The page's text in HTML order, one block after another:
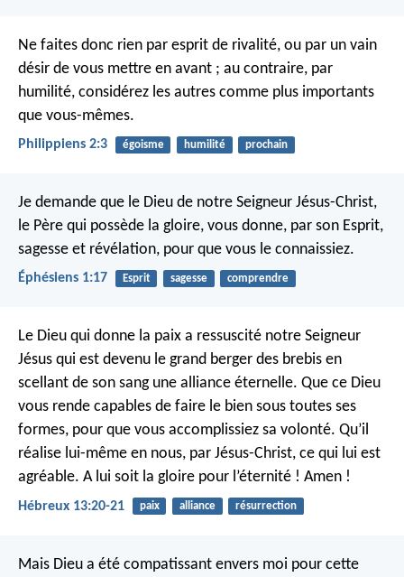
Ne faites donc rien par esprit de rivalité, ou par un vain
désir de vous mettre en avant ; au contraire, par
humilité, considérez les autres comme plus importants
que vous-mêmes.
Philippiens 2:3 égoisme humilité prochain
Je demande que le Dieu de notre Seigneur Jésus-Christ,
le Père qui possède la gloire, vous donne, par son Esprit,
sagesse et révélation, pour que vous le connaissiez.
Éphésiens 1:17 Esprit sagesse comprendre
Le Dieu qui donne la paix a ressuscité notre Seigneur
Jésus qui est devenu le grand berger des brebis en
scellant de son sang une alliance éternelle. Que ce Dieu
vous rende capables de faire le bien sous toutes ses
formes, pour que vous accomplissiez sa volonté. Qu’il
réalise lui-même en nous, par Jésus-Christ, ce qui lui est
agréable. A lui soit la gloire pour l’éternité ! Amen !
Hébreux 13:20-21 paix alliance résurrection
Mais Dieu a été compatissant envers moi pour cette